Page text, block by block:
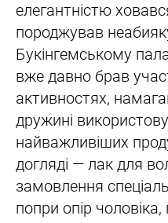
елегантністю
породжував
Букінгемському
вже давно брав
активностях,
дружині
найважливіших
догляді — лак для
замовлення
попри опір